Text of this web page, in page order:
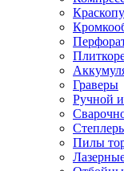
Граверы
Ручной
Пилы